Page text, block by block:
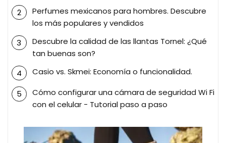
Perfumes mexicanos para hombres. Descubre
los más populares y vendidos
Descubre la calidad de las llantas Tornel: ¿Qué
tan buenas son?
Casio vs. Skmei: Economía o funcionalidad.
Cómo configurar una cámara de seguridad Wi Fi
con el celular - Tutorial paso a paso